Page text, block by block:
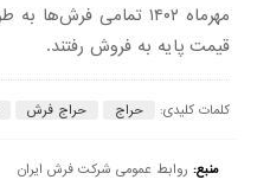
قیمت پایه به فروش رفتند.
کلمات کلیدی: حراج حراج فرش
منبع: روابط عمومی شرکت فرش ایران